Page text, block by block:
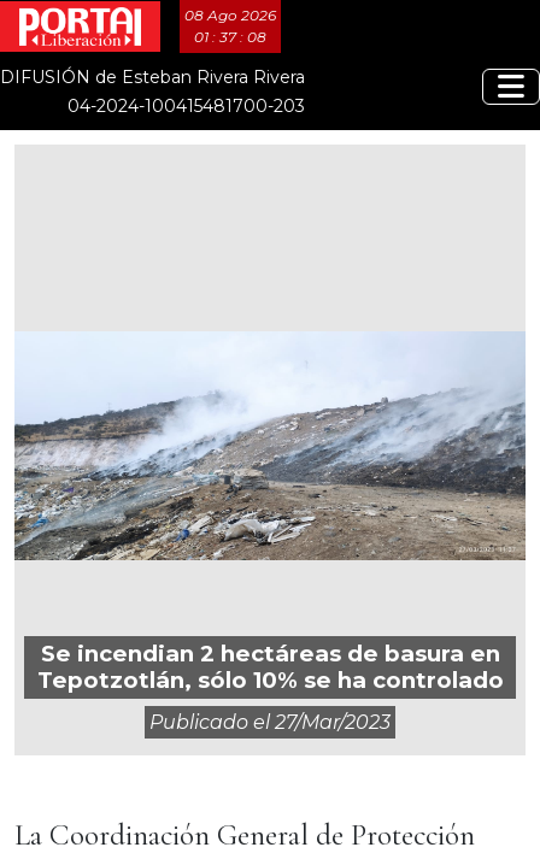
08 Ago 2026
01 : 37 : 08
DIFUSIÓN de Esteban Rivera Rivera
04-2024-100415481700-203
Se incendian 2 hectáreas de basura en
Tepotzotlán, sólo 10% se ha controlado
Publicado el27/mar/2023
La Coordinación General de Protección